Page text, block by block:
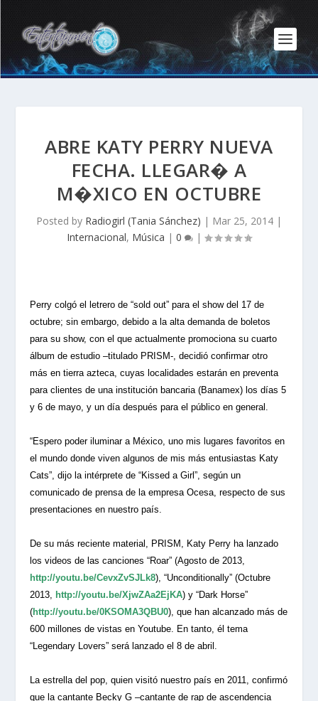
ABRE KATY PERRY NUEVA
FECHA. LLEGAR� A
M�XICO EN OCTUBRE
Posted by Radiogirl (Tania Sánchez) | Mar 25, 2014 |
Internacional, Música | 0 |
Perry colgó el letrero de “sold out” para el show del 17 de
octubre; sin embargo, debido a la alta demanda de boletos
para su show, con el que actualmente promociona su cuarto
álbum de estudio –titulado PRISM-, decidió confirmar otro
más en tierra azteca, cuyas localidades estarán en preventa
para clientes de una institución bancaria (Banamex) los días 5
y 6 de mayo, y un día después para el público en general.
“Espero poder iluminar a México, uno mis lugares favoritos en
el mundo donde viven algunos de mis más entusiastas Katy
Cats”, dijo la intérprete de “Kissed a Girl”, según un
comunicado de prensa de la empresa Ocesa, respecto de sus
presentaciones en nuestro país.
De su más reciente material, PRISM, Katy Perry ha lanzado
los videos de las canciones “Roar” (Agosto de 2013,
http://youtu.be/CevxZvSJLk8), “Unconditionally” (Octubre
2013, http://youtu.be/XjwZAa2EjKA) y “Dark Horse”
(http://youtu.be/0KSOMA3QBU0), que han alcanzado más de
600 millones de vistas en Youtube. En tanto, él tema
“Legendary Lovers” será lanzado el 8 de abril.
La estrella del pop, quien visitó nuestro país en 2011, confirmó
que la cantante Becky G –cantante de rap de ascendencia